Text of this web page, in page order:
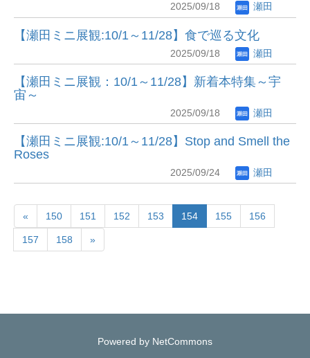
2025/09/18 瀬田
【瀬田ミニ展観:10/1～11/28】食で巡る文化
2025/09/18 瀬田
【瀬田ミニ展観：10/1～11/28】新着本特集～宇
宙～
2025/09/18 瀬田
【瀬田ミニ展観:10/1～11/28】Stop and Smell the
Roses
2025/09/24 瀬田
« 150 151 152 153 154 155 156
157 158 »
Powered by NetCommons